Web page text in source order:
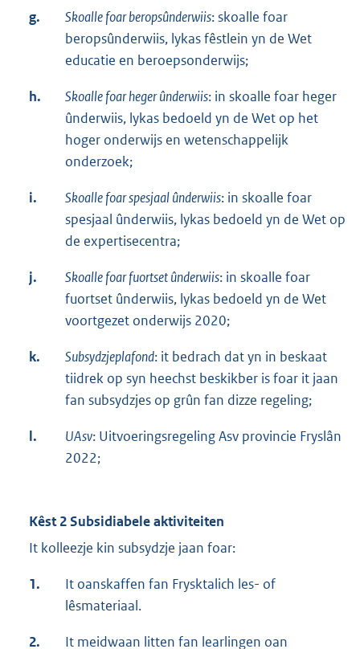
g. Skoalle foar beropsûnderwiis: skoalle foar
beropsûnderwiis, lykas fêstlein yn de Wet
educatie en beroepsonderwijs;
h. Skoalle foar heger ûnderwiis: in skoalle foar heger
ûnderwiis, lykas bedoeld yn de Wet op het
hoger onderwijs en wetenschappelijk
onderzoek;
i. Skoalle foar spesjaal ûnderwiis: in skoalle foar
spesjaal ûnderwiis, lykas bedoeld yn de Wet op
de expertisecentra;
j. Skoalle foar fuortset ûnderwiis: in skoalle foar
fuortset ûnderwiis, lykas bedoeld yn de Wet
voortgezet onderwijs 2020;
k. Subsydzjeplafond: it bedrach dat yn in beskaat
tiidrek op syn heechst beskikber is foar it jaan
fan subsydzjes op grûn fan dizze regeling;
l. UAsv: Uitvoeringsregeling Asv provincie Fryslân
2022;
Kêst 2 Subsidiabele aktiviteiten
It kolleezje kin subsydzje jaan foar:
1.
It oanskaffen fan Frysktalich les- of
lêsmateriaal.
2.
It meidwaan litten fan learlingen oan